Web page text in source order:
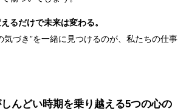
るだけで未来は変わる。
気づき”を一緒に見つけるのが、私たちの仕事
んどい時期を乗り越える5つの心の